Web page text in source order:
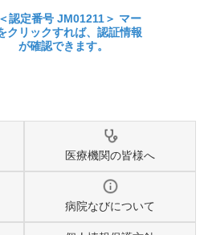
医療機関の皆様へ
病院なびについて